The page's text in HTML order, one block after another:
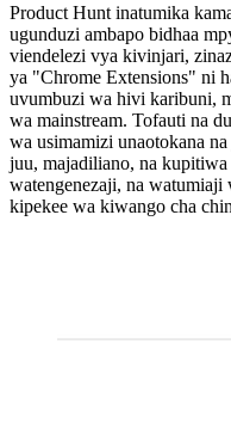
Product Hunt inatumika
ugunduzi ambapo bidhaa
viendelezi vya kivinjari,
ya "Chrome Extensions" ni
uvumbuzi wa hivi karibuni,
wa mainstream. Tofauti na
wa usimamizi unaotokana
juu, majadiliano, na
watengenezaji, na watumiaji
kipekee wa kiwango cha